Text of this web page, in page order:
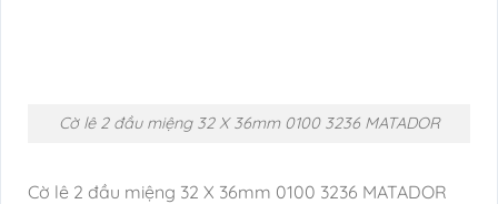
Cờ lê 2 đầu miệng 32 X 36mm 0100 3236 MATADOR
Cờ lê 2 đầu miệng 32 X 36mm 0100 3236 MATADOR